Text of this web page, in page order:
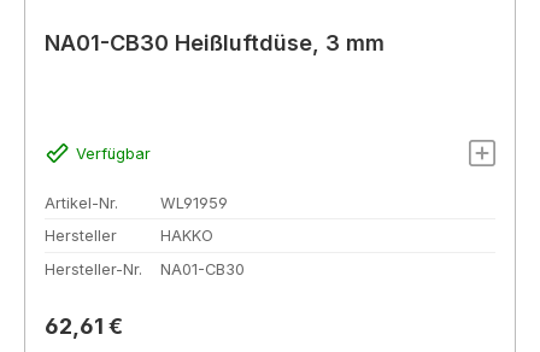
NA01-CB30 Heißluftdüse, 3 mm
Verfügbar
Artikel-Nr.
WL91959
Hersteller
HAKKO
Hersteller-Nr.
NA01-CB30
Regulärer Preis:
62,61 €